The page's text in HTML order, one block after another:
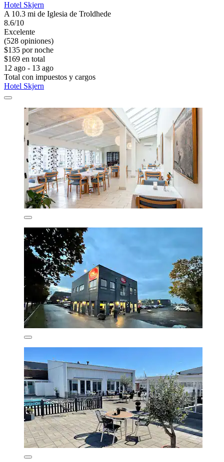
Hotel Skjern
A 10.3 mi de Iglesia de Troldhede
8.6/10
Excelente
(528 opiniones)
$135 por noche
$169 en total
12 ago - 13 ago
Total con impuestos y cargos
Hotel Skjern